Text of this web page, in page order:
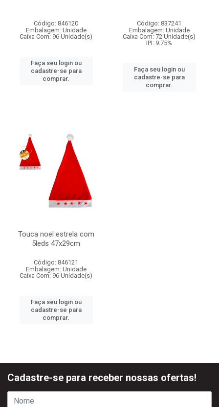
Código: 846120
Embalagem: Unidade
Caixa Com: 96 Unidade(s)
Faça seu login ou
cadastre-se para
comprar.
Código: 837241
Embalagem: Unidade
Caixa Com: 72 Unidade(s)
IPI: 9.75%
Faça seu login ou
cadastre-se para
comprar.
Touca noel estrela com
5leds 47x29cm
Código: 846121
Embalagem: Unidade
Caixa Com: 96 Unidade(s)
Faça seu login ou
cadastre-se para
comprar.
Cadastre-se para receber nossas ofertas!